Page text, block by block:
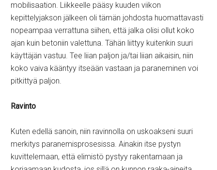
mobilisaation. Liikkeelle pääsy kuuden viikon
kepittelyjakson jälkeen oli tämän johdosta huomattavasti
nopeampaa verrattuna siihen, että jalka olisi ollut koko
ajan kuin betoniin valettuna. Tähän liittyy kuitenkin suuri
käyttäjän vastuu. Tee liian paljon ja/tai liian aikaisin, niin
koko vaiva kääntyy itseään vastaan ja paraneminen voi
pitkittyä paljon.
Ravinto
Kuten edellä sanoin, niin ravinnolla on uskoakseni suuri
merkitys paranemisprosesissa. Ainakin itse pystyn
kuvittelemaan, että elimistö pystyy rakentamaan ja